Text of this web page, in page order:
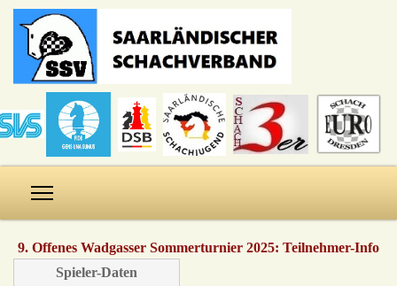
9. Offenes Wadgasser Sommerturnier 2025: Teilnehmer-Info
Spieler-Daten